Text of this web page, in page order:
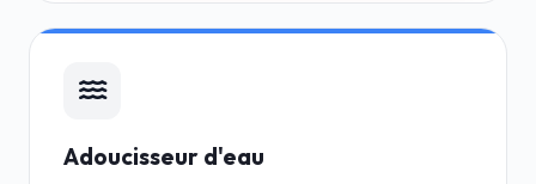
Adoucisseur d'eau